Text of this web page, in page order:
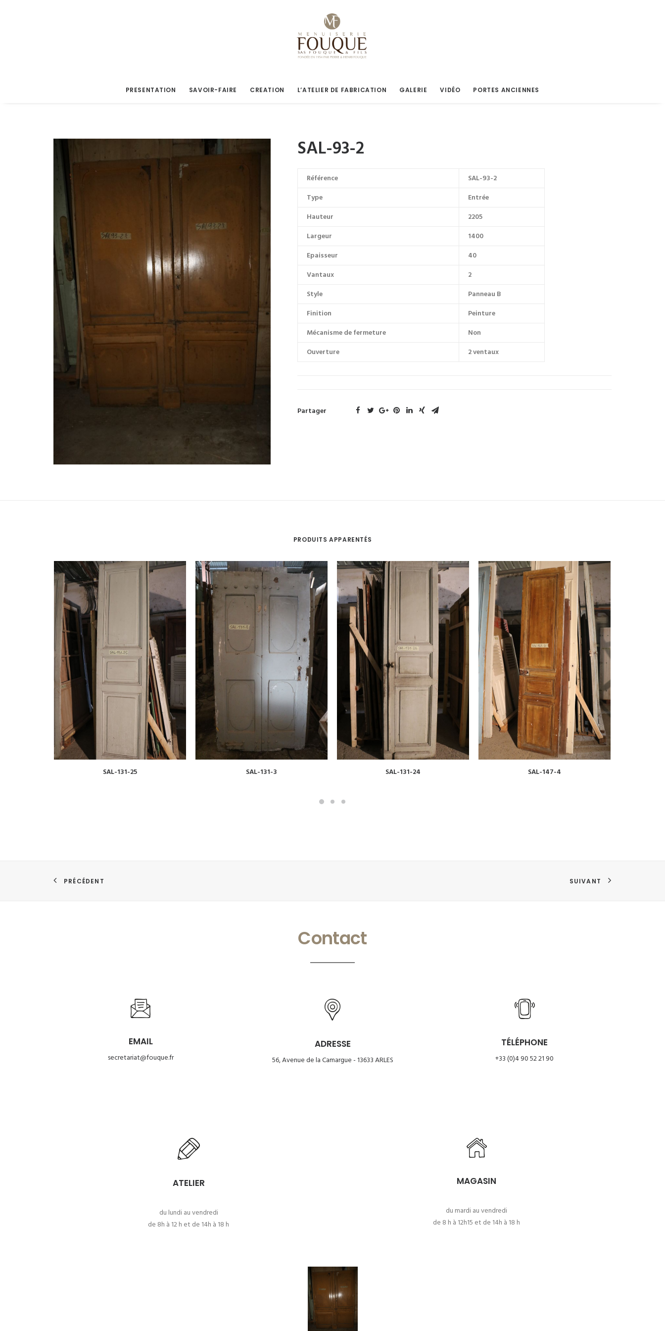
PRESENTATION SAVOIR-FAIRE CREATION L’ATELIER DE FABRICATION GALERIE VIDÉO PORTES ANCIENNES
SAL-93-2
Référence
SAL-93-2
Type
Entrée
Hauteur
2205
Largeur
1400
Epaisseur
40
Vantaux
2
Style
Panneau B
Finition
Peinture
Mécanisme de fermeture
Non
Ouverture
2 ventaux
Partager
PRODUITS APPARENTÉS
VOIR
SAL-131-25 VOIR
SAL-131-3 VOIR
SAL-131-24 VOIR
SAL-147-4
PRÉCÉDENT SUIVANT
Contact
EMAIL
secretariat@fouque.fr
ADRESSE
56, Avenue de la Camargue - 13633 ARLES
TÉLÉPHONE
+33 (0)4 90 52 21 90
ATELIER
du lundi au vendredi
de 8h à 12 h et de 14h à 18 h
MAGASIN
du mardi au vendredi
de 8 h à 12h15 et de 14h à 18 h